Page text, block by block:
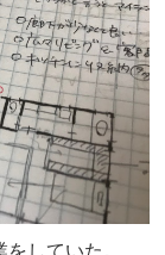
していた。